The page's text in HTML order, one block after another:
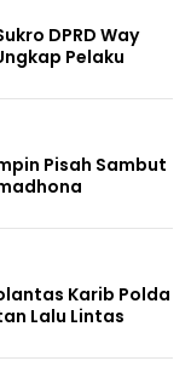
DPRD Way
Pelaku
Pisah Sambut
Karib Polda
Lalu Lintas